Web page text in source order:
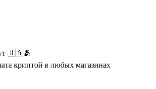
🇺🇦🫂
криптой в любых магазинах